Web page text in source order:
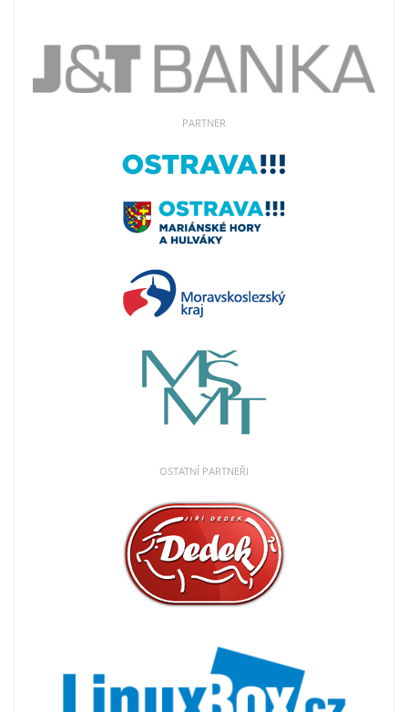
PARTNER
OSTATNÍ PARTNEŘI